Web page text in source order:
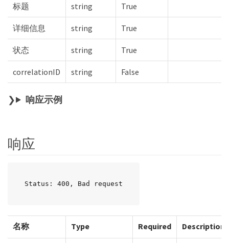
标题 string True
详细信息 string True
状态 string True
correlationID string False
响应示例
响应
Status: 400, Bad request
名称 Type Required Description